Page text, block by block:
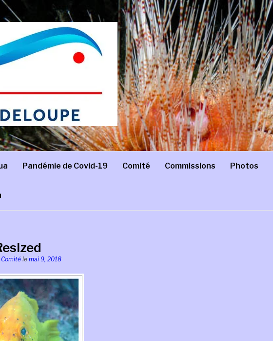
– FFESSM
Pandémie de Covid-19 Comité Commissions Photos
le mai 9, 2018